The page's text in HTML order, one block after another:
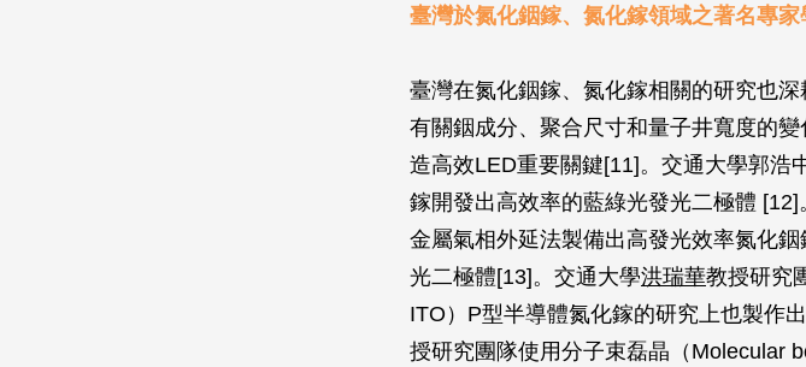
臺灣於氮化銦鎵、氮化鎵領域之著名專家
臺灣在氮化銦鎵、氮化鎵相關的研究也
有關銦成分、聚合尺寸和量子井寬度的
造高效LED重要關鍵[11]。交通大學郭浩
鎵開發出高效率的藍綠光發光二極體
金屬氣相外延法製備出高發光效率氮化
光二極體[13]。交通大學洪瑞華教授研究
ITO）P型半導體氮化鎵的研究上也製作
授研究團隊使用分子束磊晶（Molecular